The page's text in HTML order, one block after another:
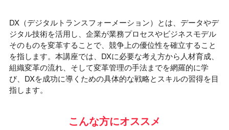
DX（デジタルトランスフォーメーション）とは、データやデ
ジタル技術を活用し、企業が業務プロセスやビジネスモデル
そのものを変革することで、競争上の優位性を確立すること
を指します。本講座では、DXに必要な考え方から人材育成、
組織変革の流れ、そして変革管理の手法までを網羅的に学
び、DXを成功に導くための具体的な戦略とスキルの習得を目
指します。
こんな方にオススメ